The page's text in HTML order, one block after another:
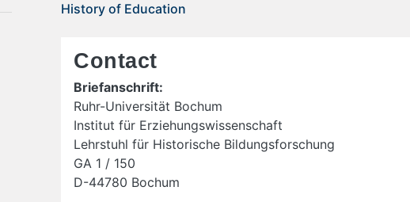
History of Education
Contact
Briefanschrift:
Ruhr-Universität Bochum
Institut für Erziehungswissenschaft
Lehrstuhl für Historische Bildungsforschung
GA 1 / 150
D-44780 Bochum